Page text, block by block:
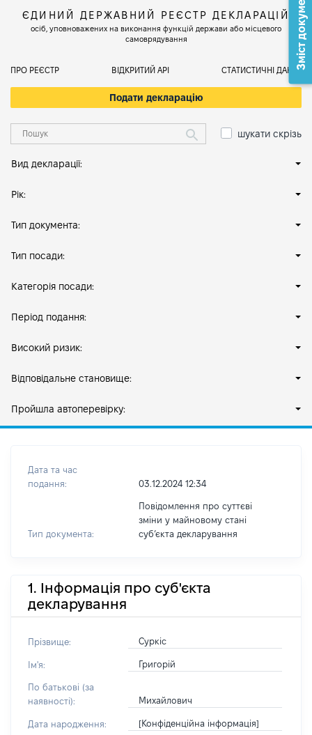
ЄДИНИЙ ДЕРЖАВНИЙ РЕЄСТР ДЕКЛАРАЦІЙ
осіб, уповноважених на виконання функцій держави або місцевого
самоврядування
ПРО РЕЄСТР ВІДКРИТИЙ АРІ СТАТИСТИЧНІ ДАНІ
Подати декларацію
шукати скрізь
Вид декларації:
Рік:
Тип документа:
Тип посади:
Категорія посади:
Період подання:
Високий ризик:
Відповідальне становище:
Пройшла автоперевірку:
Дата та час
подання:
03.12.2024 12:34
Тип документа:
Повідомлення про суттєві
зміни у майновому стані
субʼєкта декларування
1. Інформація про суб'єкта
декларування
Прізвище: Суркіс
Ім'я: Григорій
По батькові (за
наявності):
Михайлович
Дата народження: [Конфіденційна інформація]
Зміст документа